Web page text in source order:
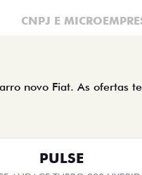
CNPJ E
novo Fiat. As ofertas
PULSE